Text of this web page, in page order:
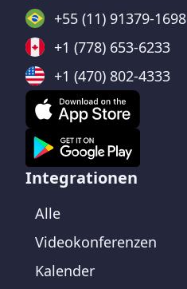
+55 (11) 91379-1698
+1 (778) 653-6233
+1 (470) 802-4333
Integrationen
Alle
Videokonferenzen
Kalender